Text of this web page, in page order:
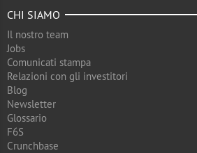
CHI SIAMO
Il nostro team
Jobs
Comunicati stampa
Relazioni con gli investitori
Blog
Newsletter
Glossario
F6S
Crunchbase